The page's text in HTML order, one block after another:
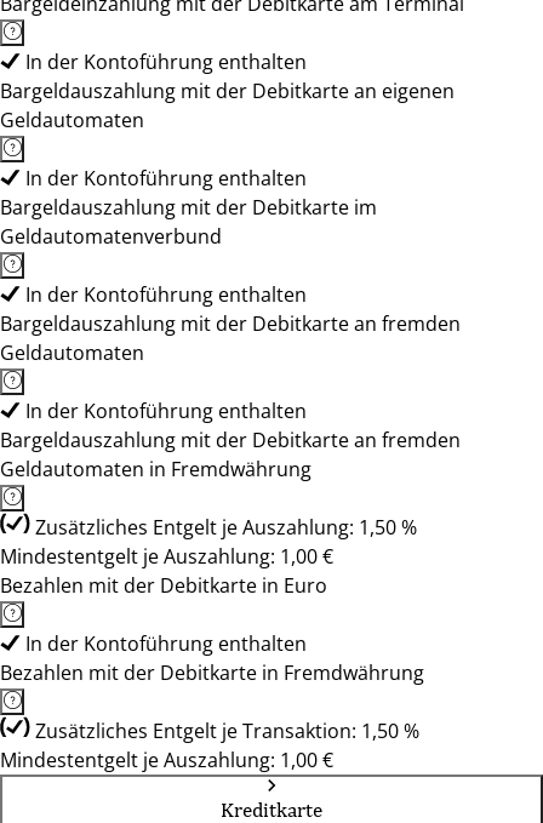
In der Kontoführung enthalten
Bargeldauszahlung mit der Debitkarte an eigenen
Geldautomaten
In der Kontoführung enthalten
Bargeldauszahlung mit der Debitkarte im
Geldautomatenverbund
In der Kontoführung enthalten
Bargeldauszahlung mit der Debitkarte an fremden
Geldautomaten
In der Kontoführung enthalten
Bargeldauszahlung mit der Debitkarte an fremden
Geldautomaten in Fremdwährung
Zusätzliches Entgelt je Auszahlung: 1,50 %
Mindestentgelt je Auszahlung: 1,00 €
Bezahlen mit der Debitkarte in Euro
In der Kontoführung enthalten
Bezahlen mit der Debitkarte in Fremdwährung
Zusätzliches Entgelt je Transaktion: 1,50 %
Mindestentgelt je Auszahlung: 1,00 €
Kreditkarte